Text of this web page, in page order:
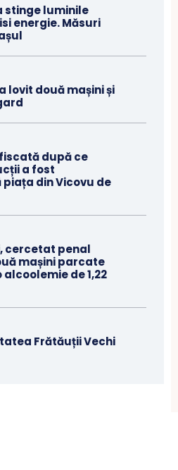
stinge luminile
energie. Măsuri
lovit două mașini și
după ce
a fost
din Vicovu de
cercetat penal
mașini parcate
alcoolemie de 1,22
Frătăuții Vechi